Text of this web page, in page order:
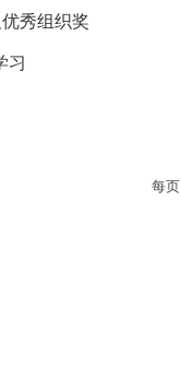
秀组织奖
习
每页